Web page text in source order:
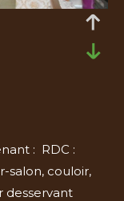
: RDC :
salon, couloir,
desservant